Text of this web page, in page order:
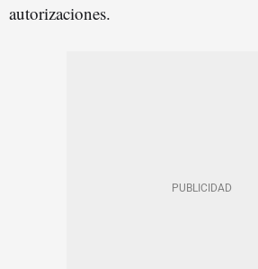
autorizaciones.